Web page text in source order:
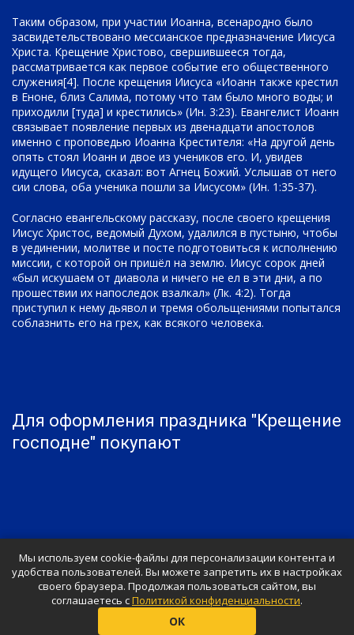
Таким образом, при участии Иоанна, всенародно было
засвидетельствовано мессианское предназначение Иисуса
Христа. Крещение Христово, свершившееся тогда,
рассматривается как первое событие его общественного
служения[4]. После крещения Иисуса «Иоанн также крестил
в Еноне, близ Салима, потому что там было много воды; и
приходили [туда] и крестились» (Ин. 3:23). Евангелист Иоанн
связывает появление первых из двенадцати апостолов
именно с проповедью Иоанна Крестителя: «На другой день
опять стоял Иоанн и двое из учеников его. И, увидев
идущего Иисуса, сказал: вот Агнец Божий. Услышав от него
сии слова, оба ученика пошли за Иисусом» (Ин. 1:35-37).
Согласно евангельскому рассказу, после своего крещения
Иисус Христос, ведомый Духом, удалился в пустыню, чтобы
в уединении, молитве и посте подготовиться к исполнению
миссии, с которой он пришёл на землю. Иисус сорок дней
«был искушаем от диавола и ничего не ел в эти дни, а по
прошествии их напоследок взалкал» (Лк. 4:2). Тогда
приступил к нему дьявол и тремя обольщениями попытался
соблазнить его на грех, как всякого человека.
Для оформления праздника "Крещение
господне" покупают
Ваш праздник будет незабываемым
Мы используем cookie-файлы для персонализации контента и
удобства пользователей. Вы можете запретить их в настройках
своего браузера. Продолжая пользоваться сайтом, вы
соглашаетесь сПолитикой конфиденциальности.
ОК